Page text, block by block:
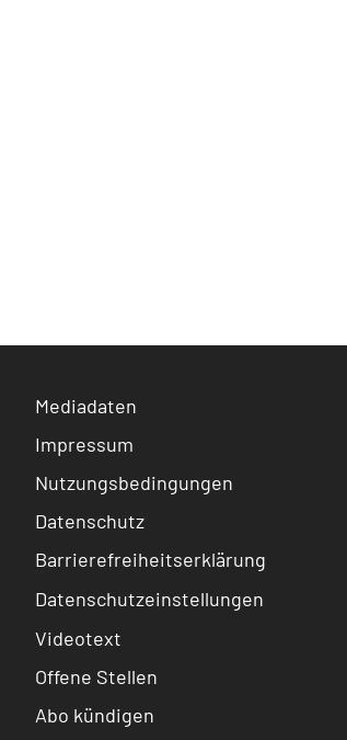
Mediadaten
Impressum
Nutzungsbedingungen
Datenschutz
Barrierefreiheitserklärung
Datenschutzeinstellungen
Videotext
Offene Stellen
Abo kündigen